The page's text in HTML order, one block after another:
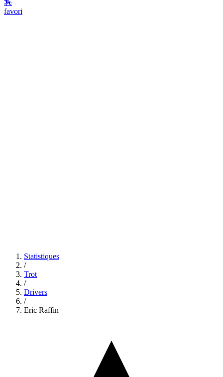
🏇
favori
Statistiques
/
Trot
/
Drivers
/
Eric Raffin